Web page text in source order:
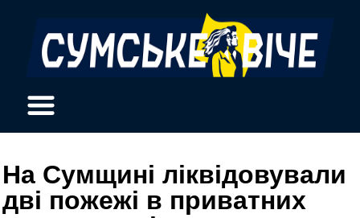
На Сумщині ліквідовували
дві пожежі в приватних